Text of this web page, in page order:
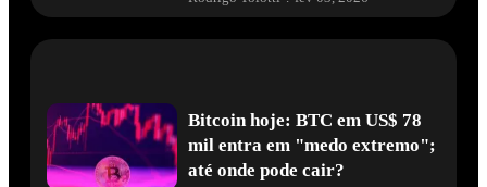
Bitcoin hoje: BTC em US$ 78
mil entra em "medo extremo";
até onde pode cair?